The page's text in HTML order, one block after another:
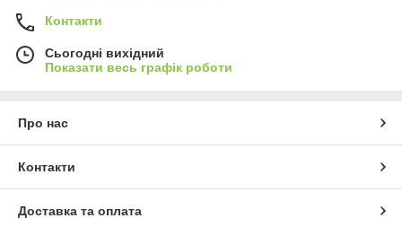
Контакти
Сьогодні вихідний
Показати весь графік роботи
Про нас
Контакти
Доставка та оплата